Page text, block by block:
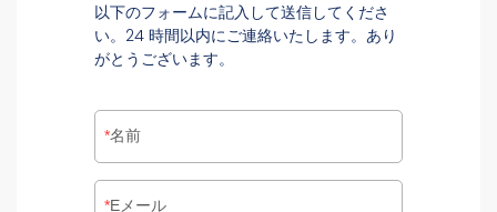
以下のフォームに記入して送信してくださ
い。24 時間以内にご連絡いたします。あり
がとうございます。
名前
Eメール